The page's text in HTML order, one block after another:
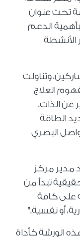
تحت عنوان
بأهمية الدعم
الأنشطة
وتناولت
العلاج
عن الذات،
الطاقة
البصري
مدير مركز
تبدأ من
على كافة
أو نفسية".
الورشة كأداة